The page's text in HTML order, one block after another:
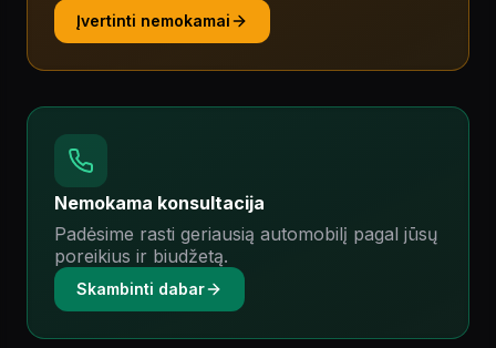
Įvertinti nemokamai
Nemokama konsultacija
Padėsime rasti geriausią automobilį pagal jūsų
poreikius ir biudžetą.
Skambinti dabar